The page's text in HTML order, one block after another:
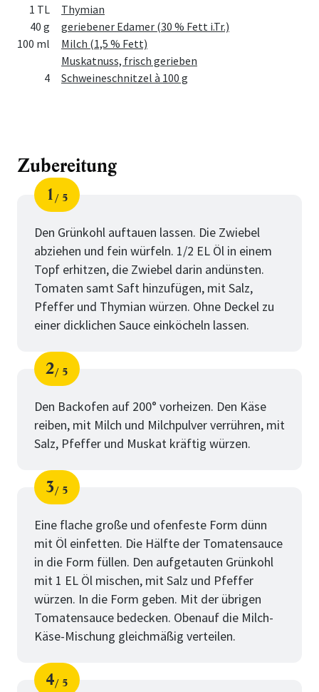
1 TL
Thymian
40 g
geriebener Edamer (30 % Fett i.Tr.)
100 ml
Milch (1,5 % Fett)
Muskatnuss, frisch gerieben
4
Schweineschnitzel à 100 g
Zubereitung
Schritt
1
von
5
Den Grünkohl auftauen lassen. Die Zwiebel
abziehen und fein würfeln. 1/2 EL Öl in einem
Topf erhitzen, die Zwiebel darin andünsten.
Tomaten samt Saft hinzufügen, mit Salz,
Pfeffer und Thymian würzen. Ohne Deckel zu
einer dicklichen Sauce einköcheln lassen.
Schritt
2
von
5
Den Backofen auf 200° vorheizen. Den Käse
reiben, mit Milch und Milchpulver verrühren, mit
Salz, Pfeffer und Muskat kräftig würzen.
Schritt
3
von
5
Eine flache große und ofenfeste Form dünn
mit Öl einfetten. Die Hälfte der Tomatensauce
in die Form füllen. Den aufgetauten Grünkohl
mit 1 EL Öl mischen, mit Salz und Pfeffer
würzen. In die Form geben. Mit der übrigen
Tomatensauce bedecken. Obenauf die Milch-
Käse-Mischung gleichmäßig verteilen.
4 5